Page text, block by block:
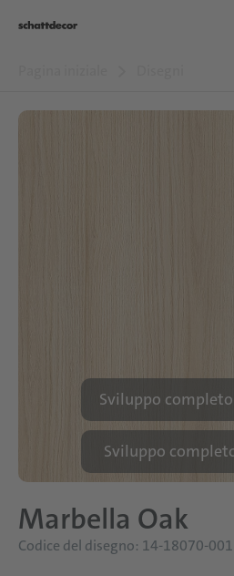
Sviluppo
Sviluppo
Marbella Oak
Codice del disegno: 14-18070-001